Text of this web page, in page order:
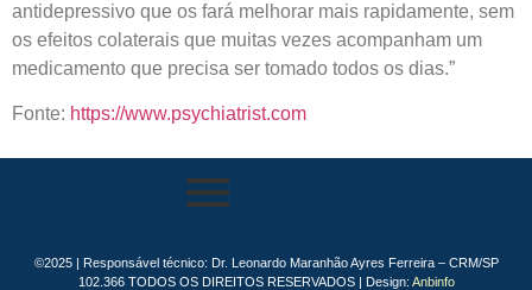
antidepressivo que os fará melhorar mais rapidamente, sem
os efeitos colaterais que muitas vezes acompanham um
medicamento que precisa ser tomado todos os dias.”
Fonte: https://www.psychiatrist.com
©2025 | Responsável técnico: Dr. Leonardo Maranhão Ayres Ferreira – CRM/SP
102.366 TODOS OS DIREITOS RESERVADOS | Design: Anbinfo